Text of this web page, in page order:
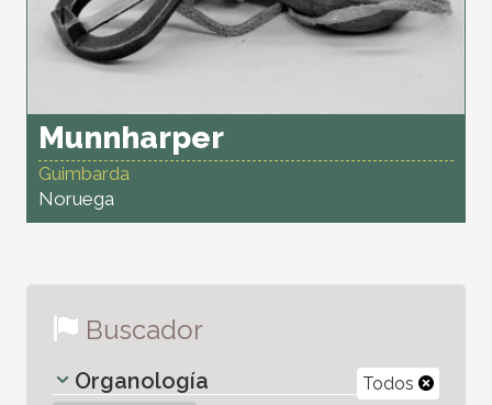
Munnharper
Guimbarda
Noruega
Buscador
Todos
Organología